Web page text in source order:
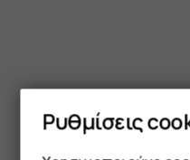
Ρυθμίσεις